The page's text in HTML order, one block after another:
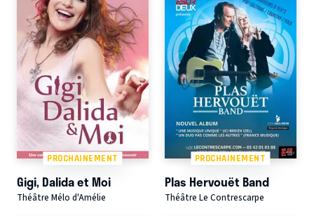
PROCHAINEMENT
Gigi, Dalida et Moi
Théâtre Mélo d'Amélie
PROCHAINEMENT
Plas Hervouët Band
Théâtre Le Contrescarpe